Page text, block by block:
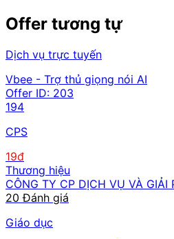
Offer tương tự
Dịch vụ trực tuyến
Vbee - Trợ thủ giọng nói AI
Offer ID: 203
194
CPS
19đ
Thương hiệu
CÔNG TY CP DỊCH VỤ VÀ GIẢI
20 Đánh giá
Giáo dục